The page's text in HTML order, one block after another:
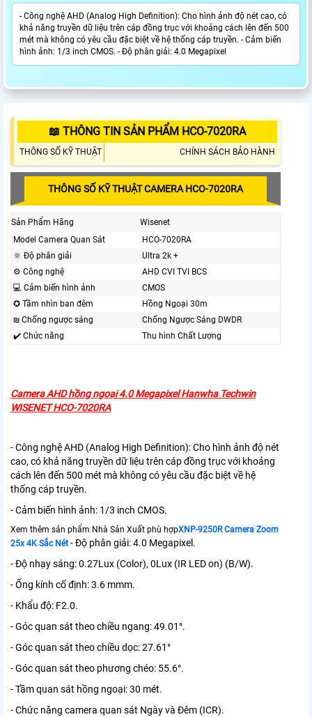
- Công nghệ AHD (Analog High Definition): Cho hình ảnh độ nét cao, có
khả năng truyền dữ liệu trên cáp đồng trục với khoảng cách lên đến 500
mét mà không có yêu cầu đặc biệt về hệ thống cáp truyền. - Cảm biến
hình ảnh: 1/3 inch CMOS. - Độ phân giải: 4.0 Megapixel
📖 THÔNG TIN SẢN PHẨM HCO-7020RA
THÔNG SỐ KỸ THUẬT CHÍNH SÁCH BẢO HÀNH
THÔNG SỐ KỸ THUẬT CAMERA HCO-7020RA
Sản Phẩm Hãng
Wisenet
Model Camera Quan Sát
HCO-7020RA
🔆 Độ phân giải
Ultra 2k +
⚙ Công nghệ
AHD CVI TVI BCS
💻 Cảm biến hình ảnh
CMOS
✪ Tầm nhìn ban đêm
Hồng Ngoại 30m
₪ Chống ngược sáng
Chống Ngược Sáng DWDR
✔️ Chức năng
Thu hình Chất Lượng
Camera AHD hồng ngoại 4.0 Megapixel Hanwha Techwin
WISENET HCO-7020RA
- Công nghệ AHD (Analog High Definition): Cho hình ảnh độ nét
cao, có khả năng truyền dữ liệu trên cáp đồng trục với khoảng
cách lên đến 500 mét mà không có yêu cầu đặc biệt về hệ
thống cáp truyền.
- Cảm biến hình ảnh: 1/3 inch CMOS.
Xem thêm sản phẩm Nhà Sản Xuất phù hợpXNP-9250R Camera Zoom
25x 4K Sắc Nét - Độ phân giải: 4.0 Megapixel.
- Độ nhạy sáng: 0.27Lux (Color), 0Lux (IR LED on) (B/W).
- Ống kính cố định: 3.6 mmm.
- Khẩu độ: F2.0.
- Góc quan sát theo chiều ngang: 49.01°.
- Góc quan sát theo chiều dọc: 27.61°
- Góc quan sát theo phương chéo: 55.6°.
- Tầm quan sát hồng ngoại: 30 mét.
- Chức năng camera quan sát Ngày và Đêm (ICR).